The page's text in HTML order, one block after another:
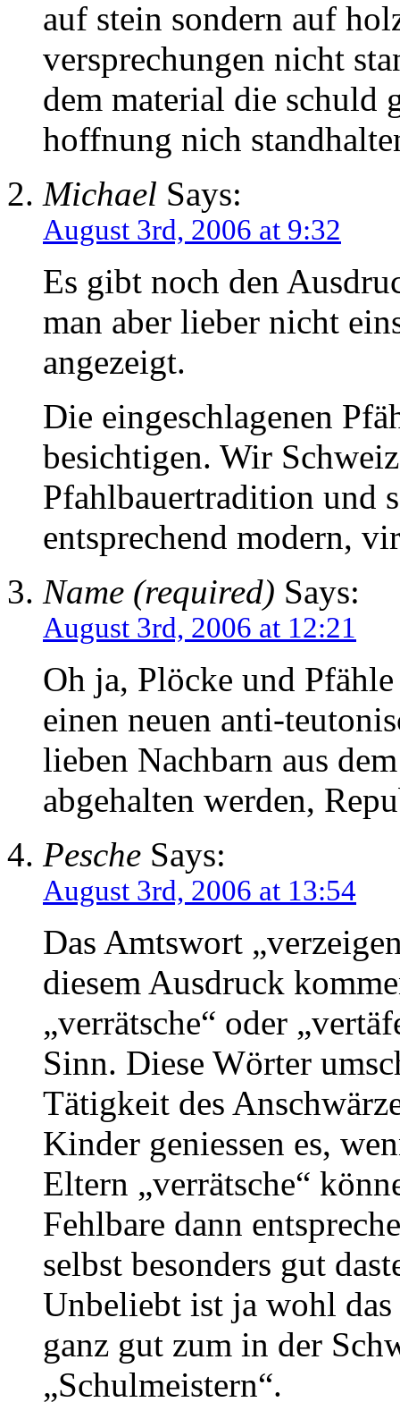
auf stein sondern auf
versprechungen nicht
dem material die schuld
hoffnung nich
Michael Says:
August 3rd, 2006 at 9:32
Es gibt noch den
man aber lieber nicht
angezeigt.
Die eingeschlagenen
besichtigen. Wir
Pfahlbauertradition und
entsprechend modern,
Name (required) Says:
August 3rd, 2006 at 12:21
Oh ja, Plöcke und
einen neuen anti-
lieben Nachbarn aus
abgehalten werden,
Pesche Says:
August 3rd, 2006 at 13:54
Das Amtswort
diesem Ausdruck
„verrätsche“ oder
Sinn. Diese Wörter
Tätigkeit des
Kinder geniessen es,
Eltern „verrätsche“
Fehlbare dann
selbst besonders gut
Unbeliebt ist ja wohl das
ganz gut zum in der
„Schulmeistern“.